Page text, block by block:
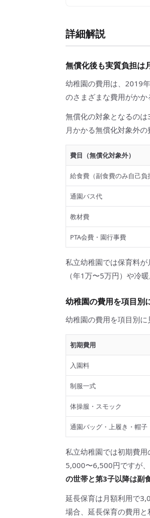
詳細解説
無償化後も実質負担は
幼稚園の費用は、2019
のさまざまな費用がかか
無償化の対象となるの
月かかる無償化対象外の
費目（無償化対象外）
給食費（副食費のみ自己負
通園バス代
教材費
PTA会費・園行事費
私立幼稚園では保育料が
（年1万〜5万円）や冷
幼稚園の費用を項目別
幼稚園の費用を項目別に
初期費用
入園料
制服一式
体操服・スモック
通園バッグ・上履き・帽子
私立幼稚園では初期費
5,000〜6,500円ですが
の世帯と第3子以降は副
延長保育は月額利用で
場合、延長保育の費用と